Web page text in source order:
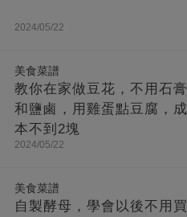
2024/05/22
美食菜譜
教你在家做豆花，不用石膏
和鹽鹵，用雞蛋點豆腐，成
本不到2塊
2024/05/22
美食菜譜
自製酵母，學會以後不用買